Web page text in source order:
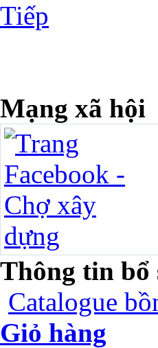
Tiếp
Mạng xã hội
Thông tin bổ
Catalogue
Giỏ hàng